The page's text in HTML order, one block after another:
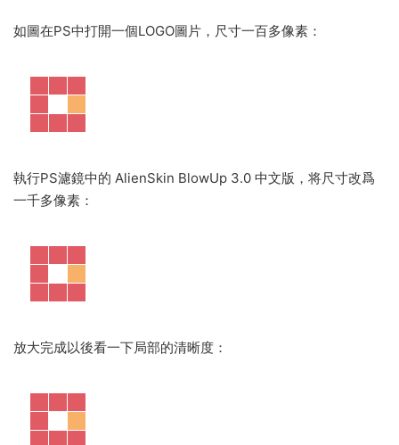
如圖在PS中打開一個LOGO圖片，尺寸一百多像素：
執行PS濾鏡中的 AlienSkin BlowUp 3.0 中文版，将尺寸改爲
一千多像素：
放大完成以後看一下局部的清晰度：